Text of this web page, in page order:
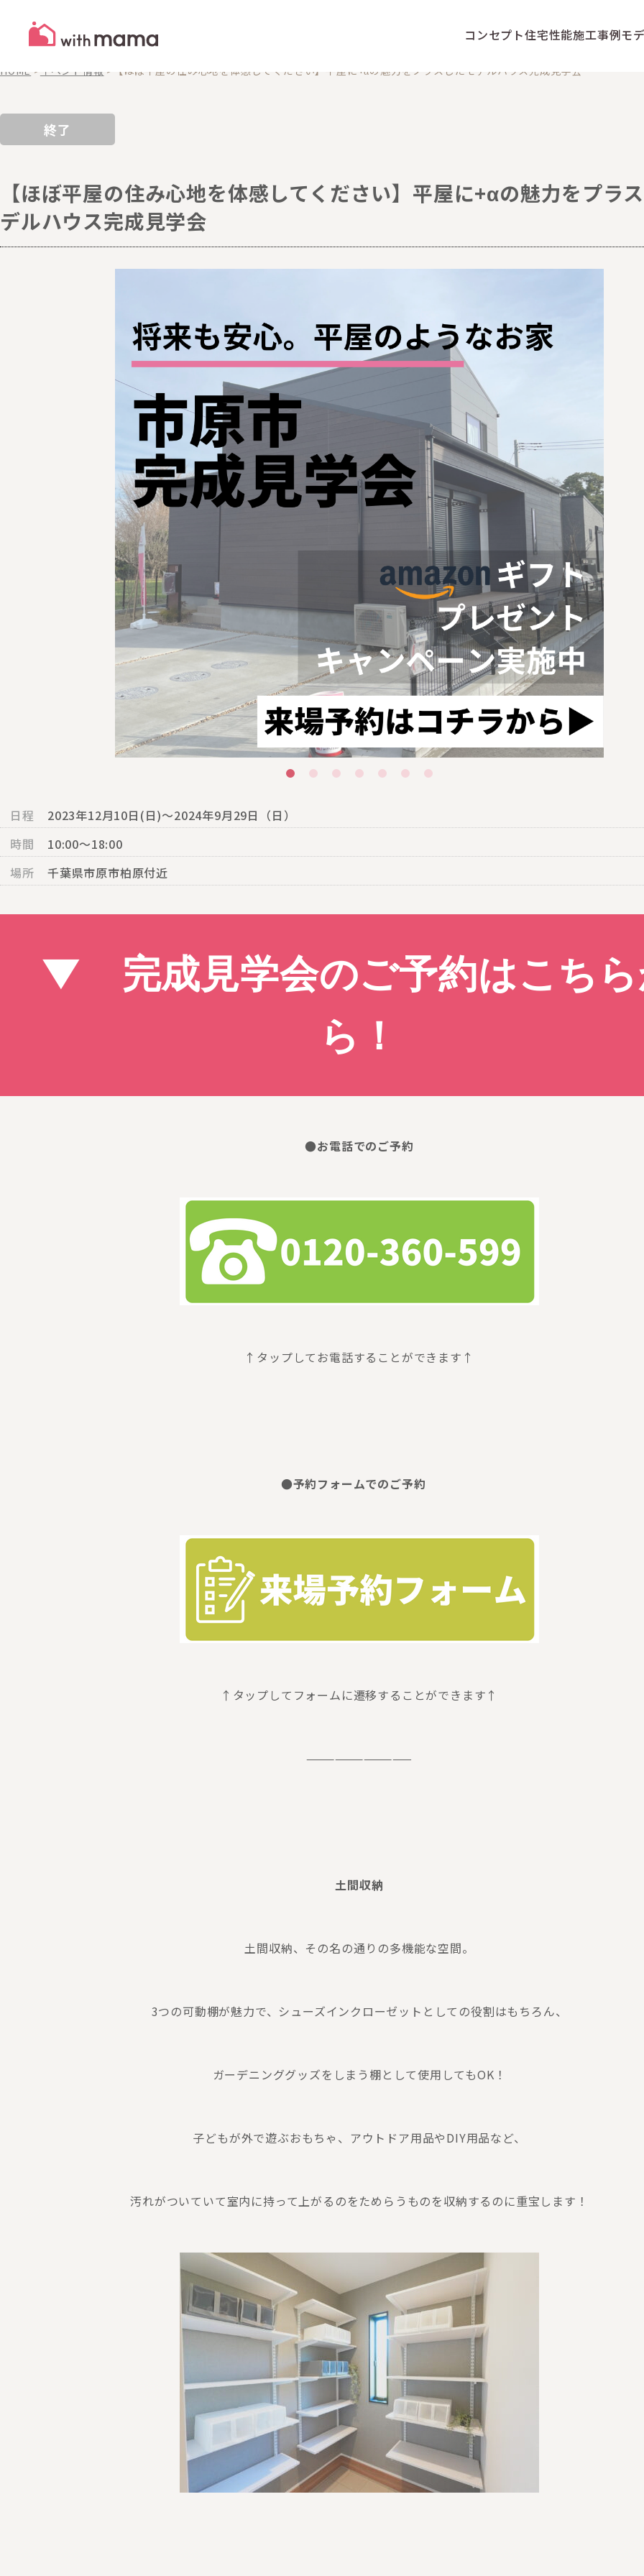
コンセプト住宅性能施工事例モ
EVENTS
HOME > イベント情報 > 【ほぼ平屋の住み心地を体感してください】平屋に+αの魅力をプラスしたモデルハウス完成見学会
終了
【ほぼ平屋の住み心地を体感してください】平屋に+αの魅力をプラ
デルハウス完成見学会
日程
2023年12月10日(日)～2024年9月29日（日）
時間
10:00〜18:00
場所
千葉県市原市柏原付近
▼ 完成見学会のご予約はこち
ら！
●お電話でのご予約
↑タップしてお電話することができます↑
●予約フォームでのご予約
↑タップしてフォームに遷移することができます↑
———————————
土間収納
土間収納、その名の通りの多機能な空間。
3つの可動棚が魅力で、シューズインクローゼットとしての役割はもちろん、
ガーデニンググッズをしまう棚として使用してもOK！
子どもが外で遊ぶおもちゃ、アウトドア用品やDIY用品など、
汚れがついていて室内に持って上がるのをためらうものを収納するのに重宝します！